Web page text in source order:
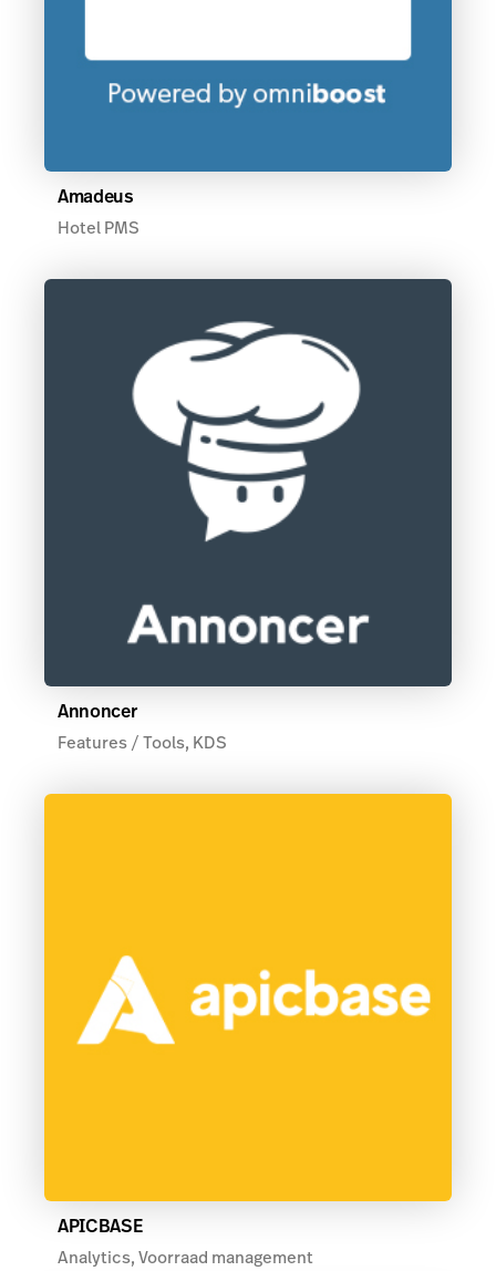
Amadeus
Hotel PMS
Annoncer
Features / Tools, KDS
APICBASE
Analytics, Voorraad management